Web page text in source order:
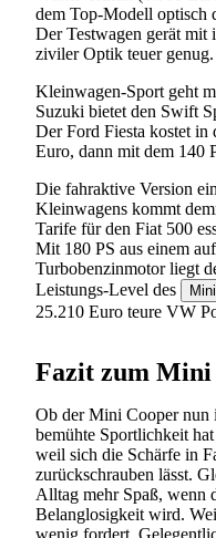
dem Top-Modell optisch
Der Testwagen gerät mit
ziviler Optik teuer genug.
Kleinwagen-Sport geht
Suzuki bietet den Swift
Der Ford Fiesta kostet in
Euro, dann mit dem 140
Die fahraktive Version
Kleinwagens kommt
Tarife für den Fiat 500
Mit 180 PS aus einem
Turbobenzinmotor liegt
Leistungs-Level des
25.210 Euro teure VW
Fazit zum Mini
Ob der Mini Cooper nun
bemühte Sportlichkeit
weil sich die Schärfe in
zurückschrauben lässt.
Alltag mehr Spaß, wenn
Belanglosigkeit wird.
wenig fordert.